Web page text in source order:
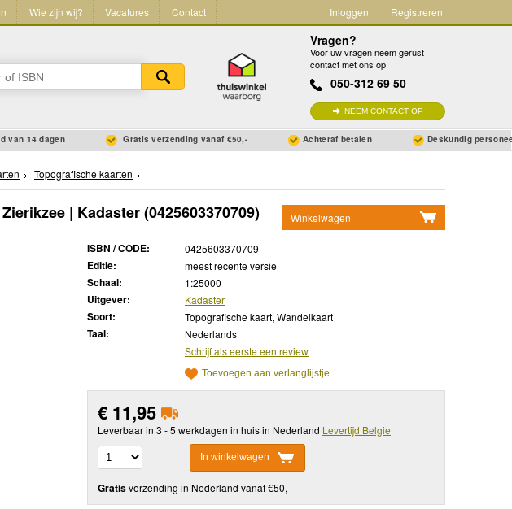
Wie zijn wij? Vacatures Contact Inloggen Registreren
Vragen?
Voor uw vragen neem gerust
contact met ons op!
050-312 69 50
NEEM CONTACT OP
van 14 dagen Gratis verzending vanaf €50,- Achteraf betalen Deskundig
Topografische kaarten
Winkelwagen
| Kadaster(0425603370709)
ISBN / CODE: 0425603370709
Editie: meest recente versie
Schaal: 1:25000
Uitgever: Kadaster
Soort: Topografische kaart, Wandelkaart
Taal:
Nederlands
Schrijf als eerste een review
Toevoegen aan verlanglijstje
€ 11,95
Leverbaar in 3 - 5 werkdagen in huis in Nederland Levertijd Belgie
In winkelwagen
Gratisverzending in Nederland vanaf €50,-